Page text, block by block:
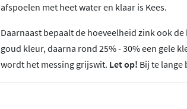
afspoelen met heet water en klaar is Kees.
Daarnaast bepaalt de hoeveelheid zink ook
goud kleur, daarna rond 25% - 30% een gele
wordt het messing grijswit. Let op! Bij te